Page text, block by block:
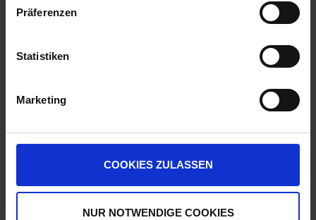
Präferenzen
Statistiken
Marketing
COOKIES ZULASSEN
NUR NOTWENDIGE COOKIES
7
ab Dienstag, 11.
2,95 € / kg